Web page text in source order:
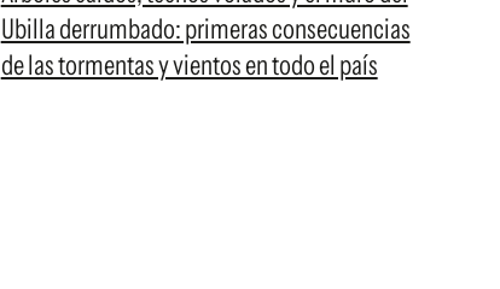
Ubilla derrumbado: primeras consecuencias
de las tormentas y vientos en todo el país